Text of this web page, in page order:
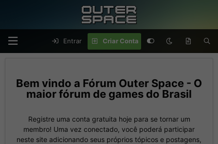
Entrar Criar Conta
Fórum Outer Space - O
maior fórum de games do Brasil
Registre uma conta gratuita hoje para se tornar um
membro! Uma vez conectado, você poderá participar
neste site adicionando seus próprios tópicos e postagens,